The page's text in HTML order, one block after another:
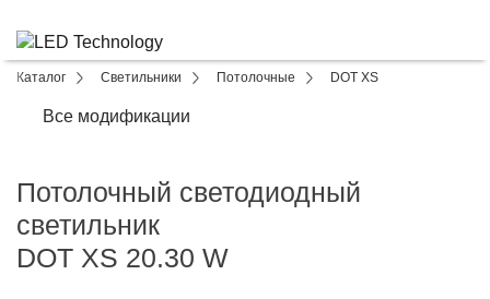
Каталог Светильники Потолочные DOT XS
Все модификации
Потолочный светодиодный
светильник
DOT XS 20.30 W